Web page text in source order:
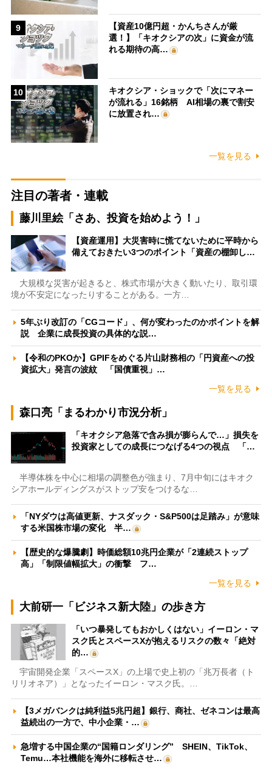
9
【資産10億円超・かんちさんが厳
選！】「キオクシアの次」に資金が流
れる期待の高…
10
キオクシア・ショックで「次にマネー
が流れる」16銘柄 AI相場の裏で割安
に放置され…
一覧を見る
注目の著者・連載
藤川里絵「さあ、投資を始めよう！」
【資産運用】大災害時に慌てないために平時から
備えておきたい3つのポイント「資産の棚卸し…
大規模な災害が起きると、株式市場が大きく動いたり、取引環
境が不安定になったりすることがある。一方…
5年ぶり改訂の「CGコード」、何が変わったのかポイントを解
説 企業に成長投資の具体的な説…
【令和のPKOか】GPIFをめぐる片山財務相の「円資産への投
資拡大」発言の波紋 「国債重視」…
一覧を見る
森口亮「まるわかり市況分析」
「キオクシア急落で含み損が膨らんで…」損失を
投資家としての成長につなげる4つの視点 「…
半導体株を中心に相場の調整色が強まり、7月中旬にはキオク
シアホールディングスがストップ安をつけるな…
「NYダウは高値更新、ナスダック・S&P500は足踏み」が意味
する米国株市場の変化 半…
【歴史的な爆騰劇】時価総額10兆円企業が「2連続ストップ
高」「制限値幅拡大」の衝撃 フ…
一覧を見る
大前研一「ビジネス新大陸」の歩き方
「いつ暴発してもおかしくはない」イーロン・マ
スク氏とスペースXが抱えるリスクの数々「絶対
的…
宇宙開発企業「スペースX」の上場で史上初の「兆万長者（ト
リリオネア）」となったイーロン・マスク氏。…
【3メガバンクは純利益5兆円超】銀行、商社、ゼネコンは最高
益続出の一方で、中小企業・…
急増する中国企業の“国籍ロンダリング” SHEIN、TikTok、
Temu…本社機能を海外に移転させ…